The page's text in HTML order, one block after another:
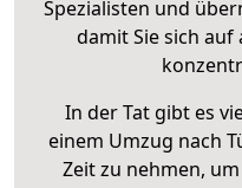
Spezialisten und
damit Sie sich auf
In der Tat gibt es
einem Umzug nach
Zeit zu nehmen,